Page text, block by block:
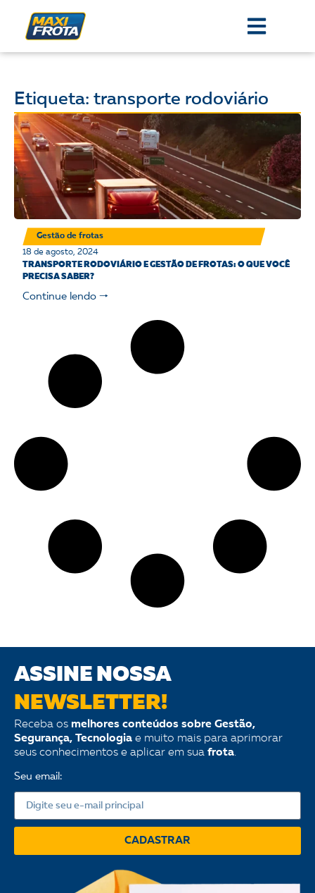
Etiqueta: transporte rodoviário
Gestão de frotas
18 de agosto, 2024
TRANSPORTE RODOVIÁRIO E GESTÃO DE FROTAS: O QUE VOCÊ
PRECISA SABER?
Continue lendo 🠒
ASSINE NOSSA
NEWSLETTER!
Receba os melhores conteúdos sobre Gestão,
Segurança, Tecnologia e muito mais para aprimorar
seus conhecimentos e aplicar em sua frota.
Seu email:
CADASTRAR